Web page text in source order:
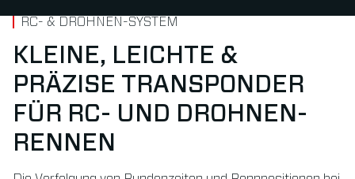
RC- & DROHNEN-SYSTEM
KLEINE, LEICHTE &
PRÄZISE TRANSPONDER
FÜR RC- UND DROHNEN-
RENNEN